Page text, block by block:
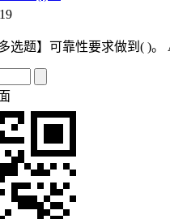
选题】可靠性要求做到( )